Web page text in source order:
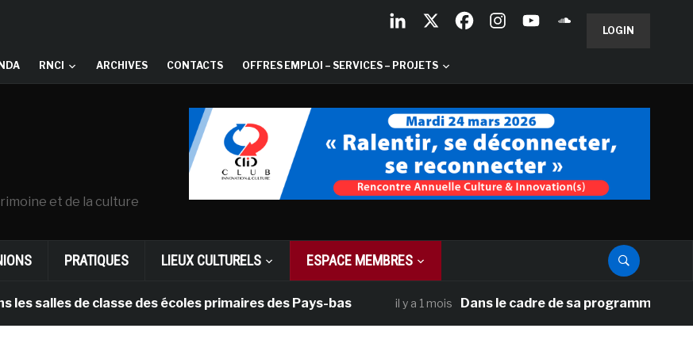
LOGIN
RNCI ARCHIVES CONTACTS OFFRES EMPLOI – SERVICES – PROJETS
et de la culture
PRATIQUES LIEUX CULTURELS ESPACE MEMBRES
de classe des écoles primaires des Pays-bas il y a 1 mois Dans le cadre de sa programmation